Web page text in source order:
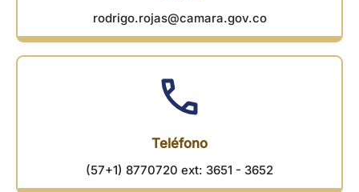
rodrigo.rojas@camara.gov.co
Teléfono
(57+1) 8770720 ext: 3651 - 3652